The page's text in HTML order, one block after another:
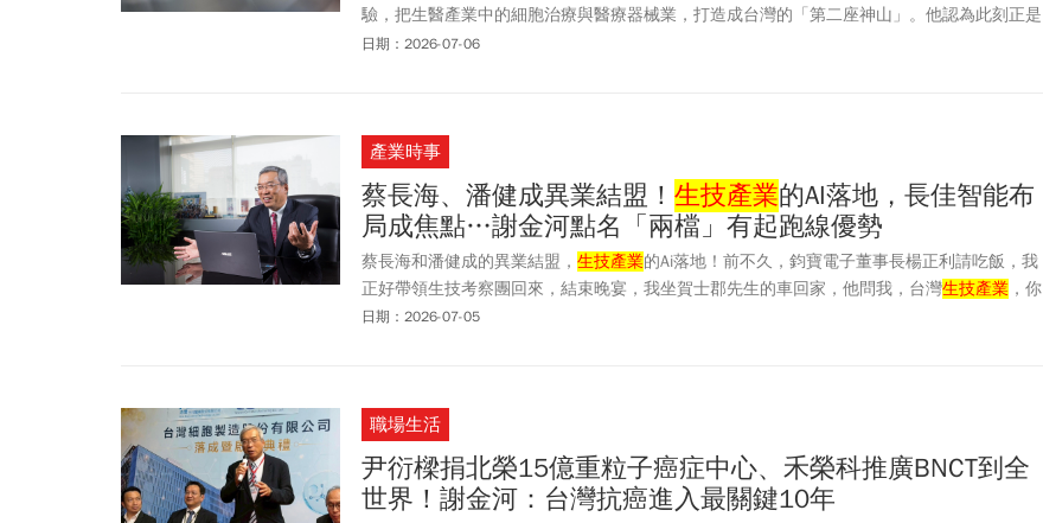
驗，把生醫產業中的細胞治療與醫療器械業，打造成台灣的「第二座神山」。他認為此刻正是
最佳時機，治療「欲病」的新市場正在崛起，而台灣同時擁有半導體累積的產業能力、完整的
日期：2026-07-06
產業時事
蔡長海、潘健成異業結盟！ 生技產業的AI落地，長佳智能布
局成焦點…謝金河點名「兩檔」有起跑線優勢
蔡長海和潘健成的異業結盟， 生技產業的Ai落地！前不久，鈞寶電子董事長楊正利請吃飯，我
正好帶領生技考察團回來，結束晚宴，我坐賀士郡先生的車回家，他問我，台灣生技產業 ，你
最看好哪個老闆？我說：蔡長海！他說他也很認同。
日期：2026-07-05
職場生活
尹衍樑捐北榮15億重粒子癌症中心、禾榮科推廣BNCT到全
世界！謝金河：台灣抗癌進入最關鍵10年